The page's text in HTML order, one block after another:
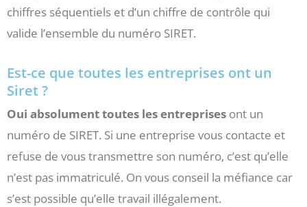
chiffres séquentiels et d’un chiffre de contrôle qui
valide l’ensemble du numéro SIRET.
Est-ce que toutes les entreprises ont un
Siret ?
Oui absolument toutes les entreprises ont un
numéro de SIRET. Si une entreprise vous contacte et
refuse de vous transmettre son numéro, c’est qu’elle
n’est pas immatriculé. On vous conseil la méfiance car
s’est possible qu’elle travail illégalement.